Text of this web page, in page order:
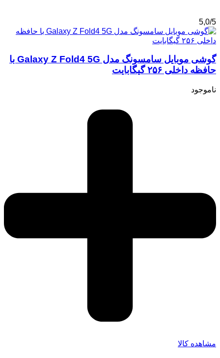
5,0/5
گوشی موبایل سامسونگ مدل Galaxy Z Fold4 5G با
حافظه داخلی ۲۵۶ گیگابایت
ناموجود
مشاهده کالا